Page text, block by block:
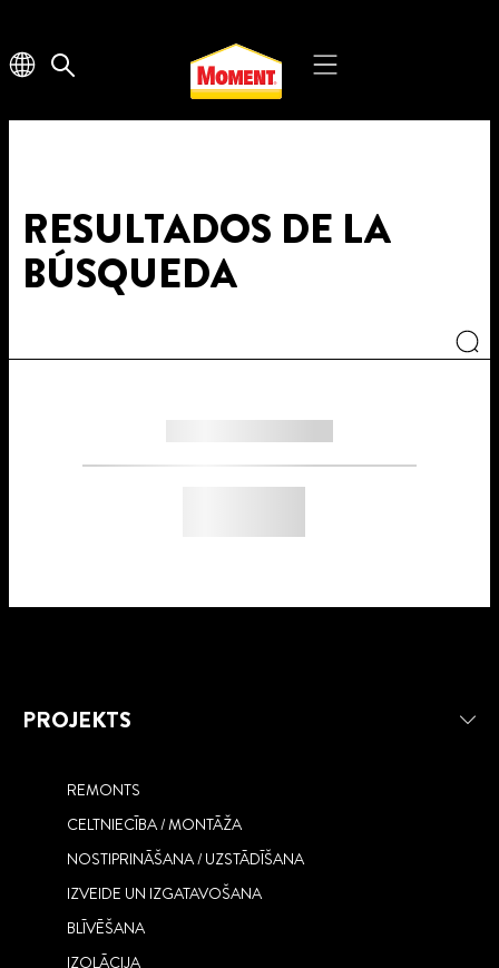
RESULTADOS DE LA
BÚSQUEDA
PROJEKTS
REMONTS
CELTNIECĪBA / MONTĀŽA
NOSTIPRINĀŠANA / UZSTĀDĪŠANA
IZVEIDE UN IZGATAVOŠANA
BLĪVĒŠANA
IZOLĀCIJA